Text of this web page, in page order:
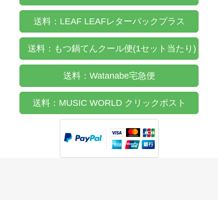
送料：LEAF LEAFレターパックプラス
送料：もつ鍋てんクール便(1セット当たり)
送料：Watanabe宅急便
送料：MUSIC WORLD クリックポスト